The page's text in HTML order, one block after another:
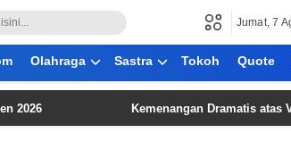
Jumat, 7
Olahraga Sastra Tokoh Quote
Kemenangan Dramatis atas